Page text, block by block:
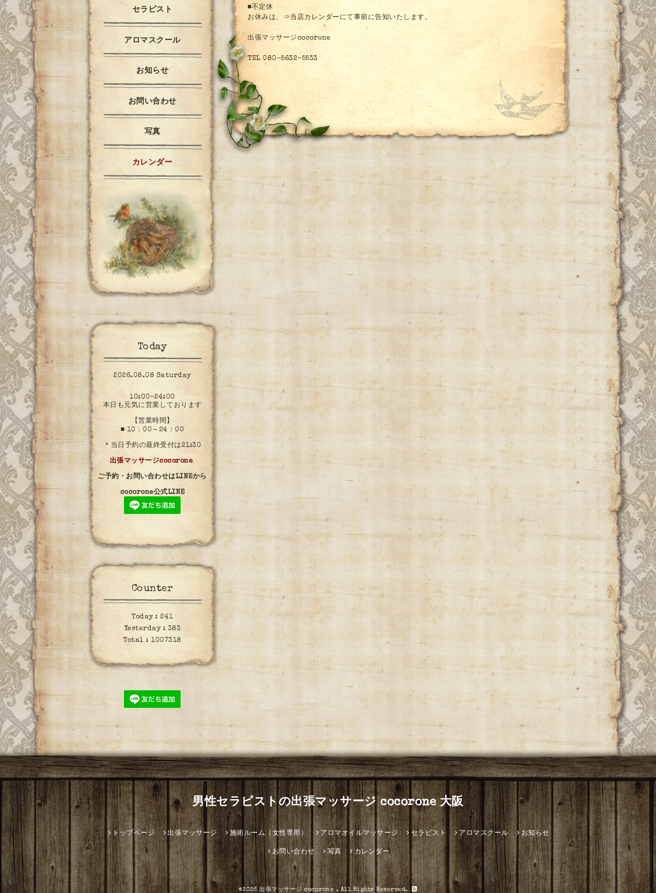
■不定休
お休みは、
⇒当店カレンダー にて事前に告知いたします。
出張マッサージcocorone
TEL 080-5632-5533
セラピスト
アロマスクール
お知らせ
お問い合わせ
写真
カレンダー
Today
2026.08.08 Saturday
10:00~24:00
本日も元気に営業しております
【営業時間】
■ 10：00～24：00
＊当日予約の最終受付は21:30
出張マッサージcocorone
ご予約・お問い合わせはLINEから
cocorone公式LINE
Counter
Today :241
Yesterday : 383
Total :1007318
男性セラピストの出張マッサージ cocorone 大阪
トップページ 出張マッサージ 施術ルーム（女性専用） アロマオイルマッサージ セラピスト アロマスクール お知らせ
お問い合わせ 写真 カレンダー
©2026出張マッサージ cocorone. All Rights Reserved.